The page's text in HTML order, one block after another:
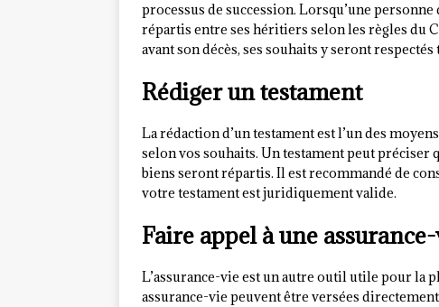
processus de succession. Lorsqu’une personne
répartis entre ses héritiers selon les règles du
avant son décès, ses souhaits y seront
Rédiger un testament
La rédaction d’un testament est l’un des
selon vos souhaits. Un testament peut préciser
biens seront répartis. Il est recommandé de
votre testament est juridiquement valide.
Faire appel à une
L’assurance-vie est un autre outil utile pour la
assurance-vie peuvent être versées